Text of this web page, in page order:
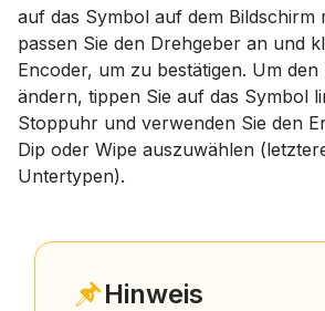
auf das Symbol auf dem Bildschirm
passen Sie den Drehgeber an und
Encoder, um zu bestätigen. Um
ändern, tippen Sie auf das Symbol
Stoppuhr und verwenden Sie den
Dip oder Wipe auszuwählen
Untertypen).
Hinweis